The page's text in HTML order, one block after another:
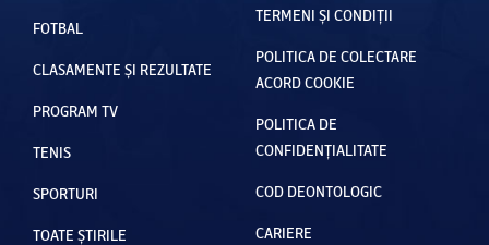
FOTBAL
CLASAMENTE ȘI REZULTATE
PROGRAM TV
TENIS
SPORTURI
TOATE ȘTIRILE
TERMENI ȘI CONDIȚII
POLITICA DE COLECTARE
ACORD COOKIE
POLITICA DE
CONFIDENȚIALITATE
COD DEONTOLOGIC
CARIERE